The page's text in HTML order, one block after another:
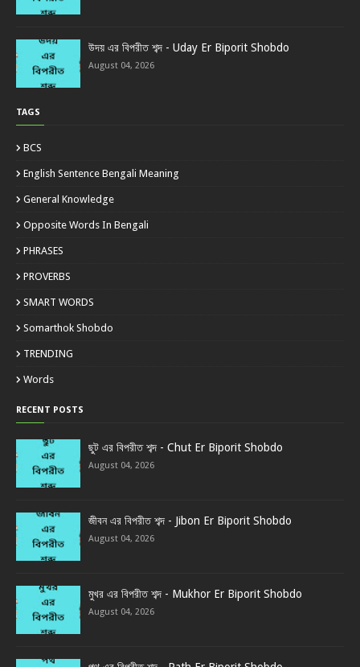
উদয় এর বিপরীত শব্দ - Uday Er Biporit Shobdo
August 04, 2026
TAGS
BCS
English Sentence Bengali Meaning
General Knowledge
Opposite Words In Bengali
PHRASES
PROVERBS
SMART WORDS
Somarthok Shobdo
TRENDING
Words
RECENT POSTS
ছুট এর বিপরীত শব্দ - Chut Er Biporit Shobdo
August 04, 2026
জীবন এর বিপরীত শব্দ - Jibon Er Biporit Shobdo
August 04, 2026
মুখর এর বিপরীত শব্দ - Mukhor Er Biporit Shobdo
August 04, 2026